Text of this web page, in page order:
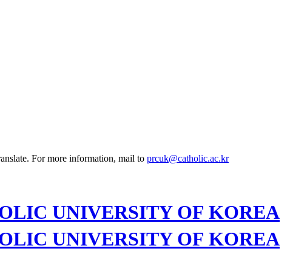
For more information, mail to prcuk@catholic.ac.kr